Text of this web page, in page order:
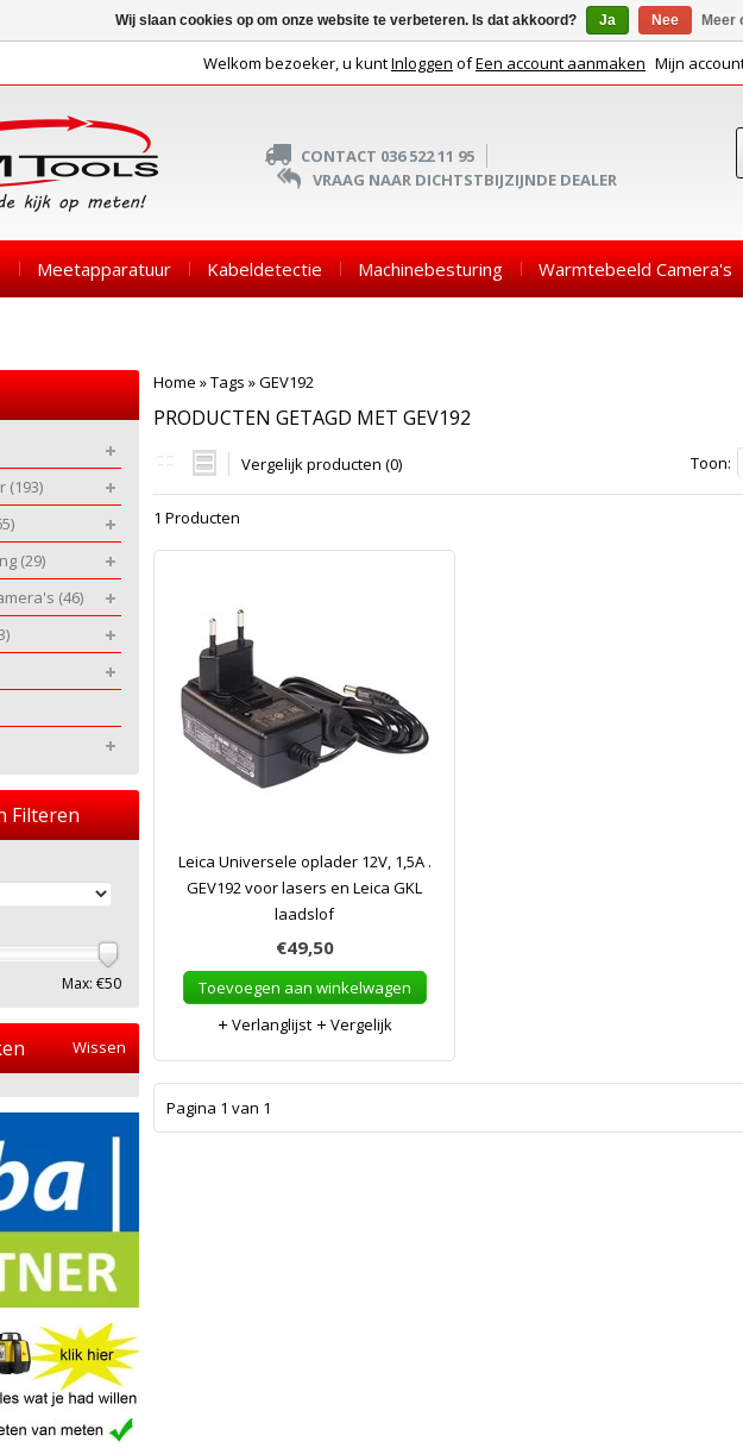
Welkom bezoeker, u kuntInloggen ofEen account aanmaken Mijn
CONTACT 036 522 11 95
VRAAG NAAR DICHTSTBIJZIJNDE DEALER
Meetapparatuur Kabeldetectie Machinebesturing Warmtebeeld Camera's
Home »Tags »GEV192
PRODUCTEN GETAGD MET GEV192
Vergelijk producten (0) Toon:
1 Producten
Leica Universele oplader 12V, 1,5A .
GEV192 voor lasers en Leica GKL
laadslof
€49,50
Toevoegen aan winkelwagen
Verlanglijst
Vergelijk
Pagina 1 van 1
(193)
(29)
(46)
Filteren
Max: €50
Wissen
Wij slaan cookies op om onze website te verbeteren. Is dat akkoord? Ja Nee Meer